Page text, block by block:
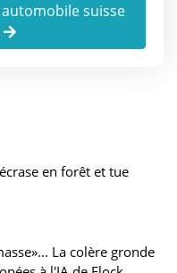
suisse
en forêt et tue
La colère gronde